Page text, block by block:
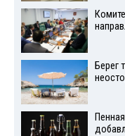
Берег